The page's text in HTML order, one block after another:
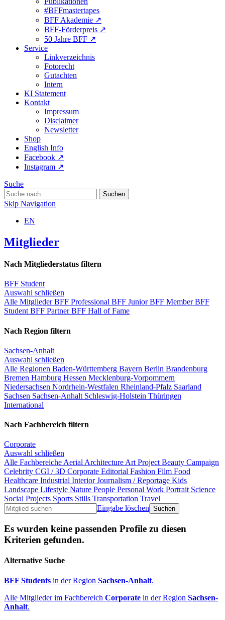
#BFFmastertapes
BFF Akademie ↗︎
BFF-Förderpreis ↗︎
50 Jahre BFF ↗︎
Service
Linkverzeichnis
Fotorecht
Gutachten
Intern
KI Statement
Kontakt
Impressum
Disclaimer
Newsletter
Shop
English Info
Facebook ↗︎
Instagram ↗︎
Suche
Skip Navigation
EN
Mitglieder
Nach Mitgliederstatus filtern
BFF Student
Auswahl schließen
Alle MitgliederBFF Professional BFF JuniorBFF MemberBFF
Student BFF PartnerBFF Hall of Fame
Nach Region filtern
Sachsen-Anhalt
Auswahl schließen
Alle Regionen Baden-Württemberg Bayern Berlin Brandenburg
Bremen Hamburg Hessen Mecklenburg-Vorpommern
Niedersachsen Nordrhein-Westfalen Rheinland-Pfalz Saarland
Sachsen Sachsen-Anhalt Schleswig-Holstein Thüringen
International
Nach Fachbereich filtern
Corporate
Auswahl schließen
Alle Fachbereiche Aerial Architecture Art Project Beauty Campaign
Celebrity CGI / 3D Corporate Editorial Fashion Film Food
Healthcare Industrial InteriorJournalism / Reportage Kids
Landscape Lifestyle Nature People Personal Work Portrait Science
Social Projects Sports Stills Transportation Travel
Eingabe löschen
Es wurden keine passenden Profile zu diesen
Kriterien gefunden.
Alternative Suche
BFF Students in der Region Sachsen-Anhalt.
Alle Mitglieder im Fachbereich Corporate in der Region Sachsen-
Anhalt.